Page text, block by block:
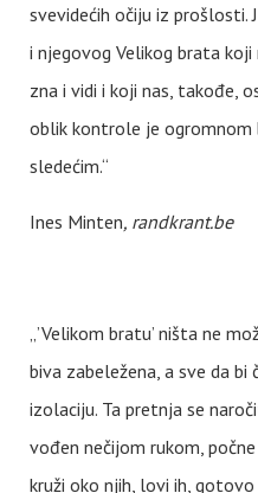
svevidećih očiju iz prošlosti.
i njegovog Velikog brata
zna i vidi i koji nas, takođe,
oblik kontrole je ogromnom
sledećim.“
Ines Minten, randkrant.be
„’Velikom bratu’ ništa ne
biva zabeležena, a sve da
izolaciju. Ta pretnja se
vođen nečijom rukom,
kruži oko njih, lovi ih,